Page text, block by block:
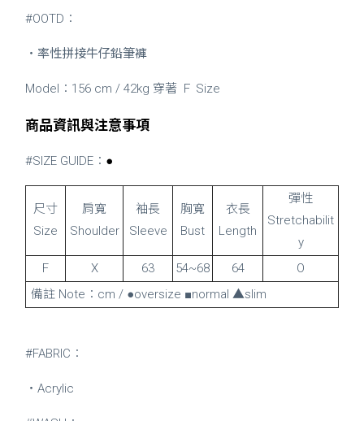
#OOTD：
・ 率性拼接牛仔鉛筆褲
Model：156 cm / 42kg 穿著 Ｆ Size
商品資訊與注意事項
#SIZE GUIDE： ●
尺寸
Size
肩寬
Shoulder
袖長
Sleeve
胸寬
Bust
衣長
Length
彈性
Stretchabilit
y
F
X 63 54~68 64
O
備註 Note：cm / ●oversize ■normal ▲slim
#FABRIC：
・Acrylic